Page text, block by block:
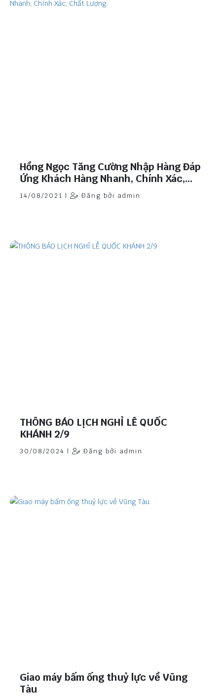
Hồng Ngọc Tăng Cường Nhập Hàng Đáp
Ứng Khách Hàng Nhanh, Chính Xác,
Chất Lượng.
14/08/2021 | Đăng bởi admin
THÔNG BÁO LỊCH NGHỈ LỄ QUỐC
KHÁNH 2/9
30/08/2024 | Đăng bởi admin
Giao máy bấm ống thuỷ lực về Vũng
Tàu